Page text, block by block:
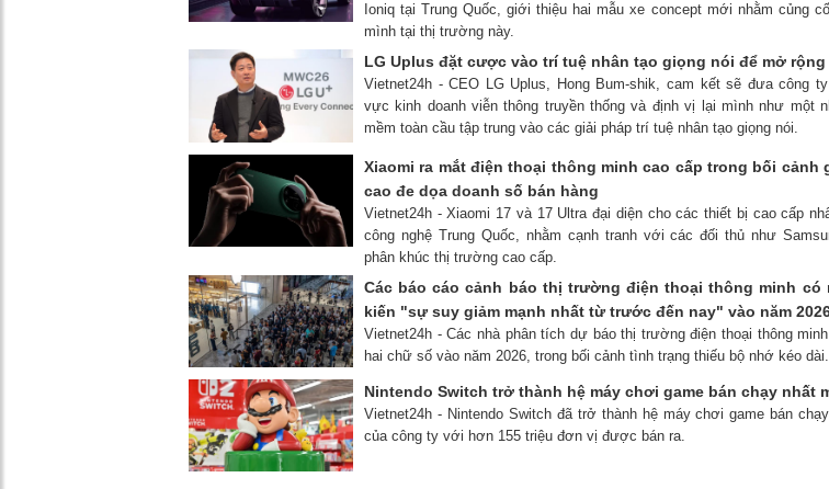
Ioniq tại Trung Quốc, giới thiệu hai mẫu xe concept mới nhằm củng
mình tại thị trường này.
LG Uplus đặt cược vào trí tuệ nhân tạo giọng nói để mở rộng
Vietnet24h - CEO LG Uplus, Hong Bum-shik, cam kết sẽ đưa công
vực kinh doanh viễn thông truyền thống và định vị lại mình như một
mềm toàn cầu tập trung vào các giải pháp trí tuệ nhân tạo giọng nói.
Xiaomi ra mắt điện thoại thông minh cao cấp trong bối cảnh
cao đe dọa doanh số bán hàng
Vietnet24h - Xiaomi 17 và 17 Ultra đại diện cho các thiết bị cao cấp
công nghệ Trung Quốc, nhằm cạnh tranh với các đối thủ như
phân khúc thị trường cao cấp.
Các báo cáo cảnh báo thị trường điện thoại thông minh có
kiến ​​"sự suy giảm mạnh nhất từ ​​trước đến nay" vào năm
Vietnet24h - Các nhà phân tích dự báo thị trường điện thoại thông
hai chữ số vào năm 2026, trong bối cảnh tình trạng thiếu bộ nhớ kéo dài.
Nintendo Switch trở thành hệ máy chơi game bán chạy nhất
Vietnet24h - Nintendo Switch đã trở thành hệ máy chơi game bán
của công ty với hơn 155 triệu đơn vị được bán ra.